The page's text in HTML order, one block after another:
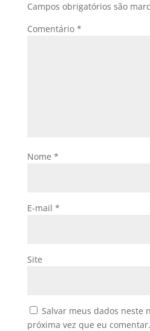
Campos obrigatórios são
Comentário *
Nome *
E-mail *
Site
Salvar meus dados neste
próxima vez que eu comentar.